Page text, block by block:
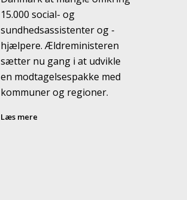
15.000 social- og
sundhedsassistenter og -
hjælpere. Ældreministeren
sætter nu gang i at udvikle
en modtagelsespakke med
kommuner og regioner.
Læs mere